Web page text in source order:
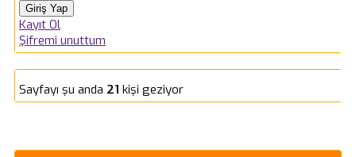
Kayıt Ol
Şifremi unuttum
Sayfayı şu anda 21 kişi geziyor